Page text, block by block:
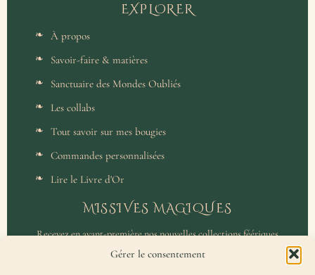
Gérer le consentement
EXPLORER
À propos
Savoir-faire & matières
Sanctuaire des Mondes Oubliés
Les collabs
Tout savoir sur mes bougies
Commandes personnalisées
Lire le Livre d'Or
MISSIVES MAGIQUES
Recevez en avant-première nos nouvelles collections féériques
et un accès privilégié aux coulisses de l'atelier.